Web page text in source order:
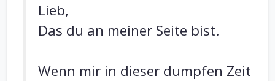
Lieb,
Das du an meiner Seite bist.
Wenn mir in dieser dumpfen Zeit